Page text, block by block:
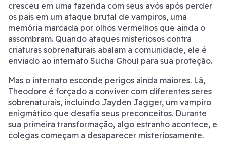
cresceu em uma fazenda com seus avós após perder
os pais em um ataque brutal de vampiros, uma
memória marcada por olhos vermelhos que ainda o
assombram. Quando ataques misteriosos contra
criaturas sobrenaturais abalam a comunidade, ele é
enviado ao internato Sucha Ghoul para sua proteção.
Mas o internato esconde perigos ainda maiores. Lá,
Theodore é forçado a conviver com diferentes seres
sobrenaturais, incluindo Jayden Jagger, um vampiro
enigmático que desafia seus preconceitos. Durante
sua primeira transformação, algo estranho acontece, e
colegas começam a desaparecer misteriosamente.